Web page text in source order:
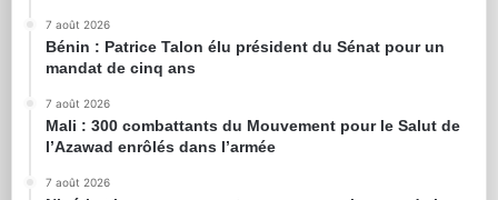
7 août 2026
Bénin : Patrice Talon élu président du Sénat pour un
mandat de cinq ans
7 août 2026
Mali : 300 combattants du Mouvement pour le Salut de
l’Azawad enrôlés dans l’armée
7 août 2026